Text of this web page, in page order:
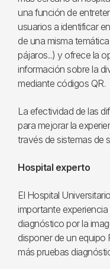
una función de
usuarios a identificar
de una misma
pájaros...) y ofrece la
información sobre la
mediante códigos QR.
La efectividad de las
para mejorar la
través de sistemas de
Hospital experto
El Hospital
importante
diagnóstico por la
disponer de un equipo
más pruebas